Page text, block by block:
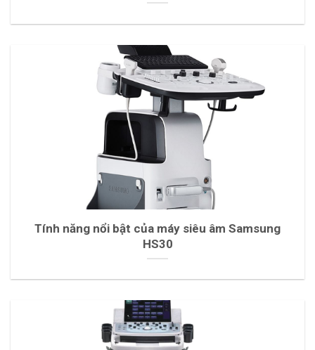
Tính năng nổi bật của máy siêu âm Samsung
HS30